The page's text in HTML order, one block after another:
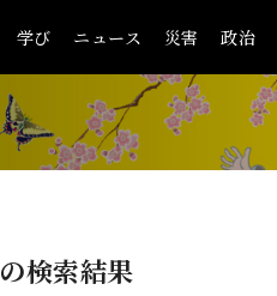
学び ニュース 災害 政治
の検索結果